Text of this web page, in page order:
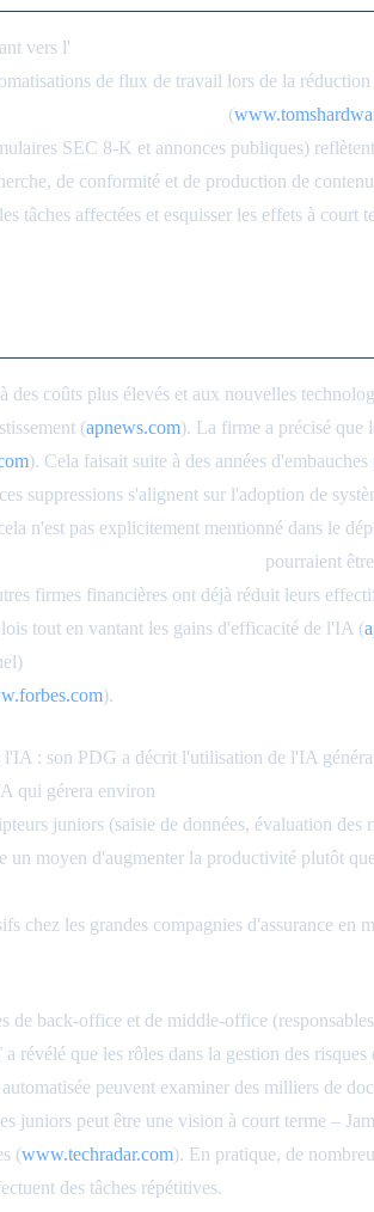
vers l'
de flux de travail lors de la
(
SEC 8-K et annonces publiques)
de conformité et de production de
affectées et esquisser les effets à court
coûts plus élevés et aux nouvelles
(apnews.com). La firme a précisé que
). Cela faisait suite à des années
suppressions s'alignent sur l'adoption de
n'est pas explicitement mentionné dans le
pourraient
firmes financières ont déjà réduit leurs
tout en vantant les gains d'efficacité de l'IA (
).
: son PDG a décrit l'utilisation de l'IA
qui gérera environ
juniors (saisie de données, évaluation des
un moyen d'augmenter la productivité plutôt
chez les grandes compagnies d'assurance en
de back-office et de middle-office
révélé que les rôles dans la gestion des
peuvent examiner des milliers de
juniors peut être une vision à court terme –
(www.techradar.com). En pratique, de
des tâches répétitives.